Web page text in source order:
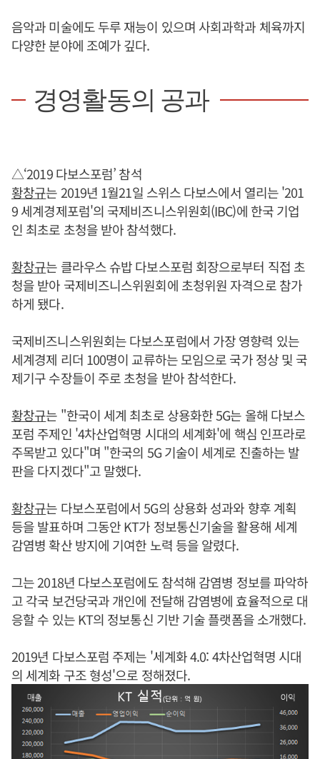
음악과 미술에도 두루 재능이 있으며 사회과학과 체육까지
다양한 분야에 조예가 깊다.
경영활동의 공과
△‘2019 다보스포럼’ 참석
황창규는 2019년 1월21일 스위스 다보스에서 열리는 '201
9 세계경제포럼'의 국제비즈니스위원회(IBC)에 한국 기업
인 최초로 초청을 받아 참석했다.
황창규는 클라우스 슈밥 다보스포럼 회장으로부터 직접 초
청을 받아 국제비즈니스위원회에 초청위원 자격으로 참가
하게 됐다.
국제비즈니스위원회는 다보스포럼에서 가장 영향력 있는
세계경제 리더 100명이 교류하는 모임으로 국가 정상 및 국
제기구 수장들이 주로 초청을 받아 참석한다.
황창규는 "한국이 세계 최초로 상용화한 5G는 올해 다보스
포럼 주제인 '4차산업혁명 시대의 세계화'에 핵심 인프라로
주목받고 있다"며 "한국의 5G 기술이 세계로 진출하는 발
판을 다지겠다"고 말했다.
황창규는 다보스포럼에서 5G의 상용화 성과와 향후 계획
등을 발표하며 그동안 KT가 정보통신기술을 활용해 세계
감염병 확산 방지에 기여한 노력 등을 알렸다.
그는 2018년 다보스포럼에도 참석해 감염병 정보를 파악하
고 각국 보건당국과 개인에 전달해 감염병에 효율적으로 대
응할 수 있는 KT의 정보통신 기반 기술 플랫폼을 소개했다.
2019년 다보스포럼 주제는 '세계화 4.0: 4차산업혁명 시대
의 세계화 구조 형성'으로 정해졌다.